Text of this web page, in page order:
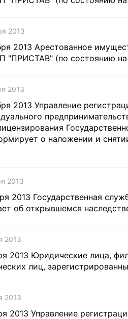
2013
2013 Арестованное
"ПРИСТАВ" (по состоянию на
2013
2013 Управление
о наложении и
2013
2013 Государственная
об открывшемся
2013
2013 Юридические лица,
лиц,
2013
2013 Управление